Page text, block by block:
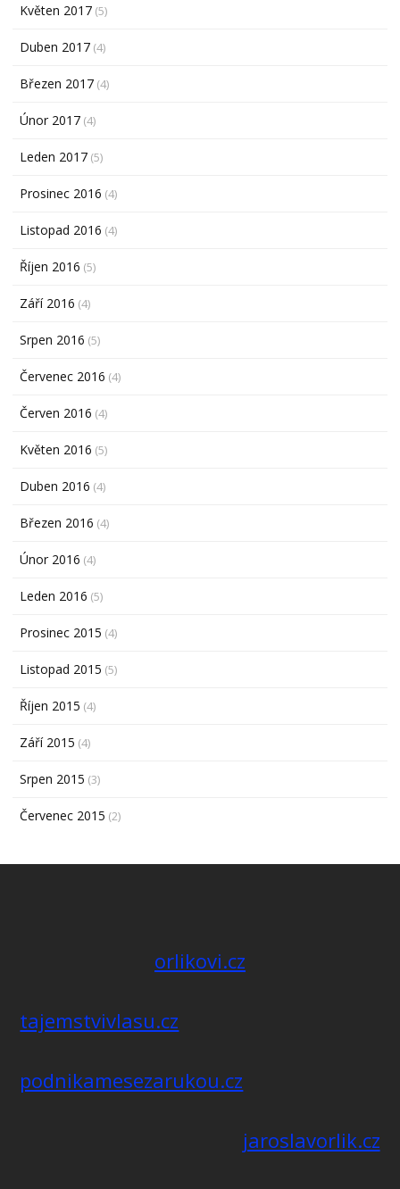
Květen 2017 (5)
Duben 2017 (4)
Březen 2017 (4)
Únor 2017 (4)
Leden 2017 (5)
Prosinec 2016 (4)
Listopad 2016 (4)
Říjen 2016 (5)
Září 2016 (4)
Srpen 2016 (5)
Červenec 2016 (4)
Červen 2016 (4)
Květen 2016 (5)
Duben 2016 (4)
Březen 2016 (4)
Únor 2016 (4)
Leden 2016 (5)
Prosinec 2015 (4)
Listopad 2015 (5)
Říjen 2015 (4)
Září 2015 (4)
Srpen 2015 (3)
Červenec 2015 (2)
orlikovi.cz
tajemstvivlasu.cz
podnikamesezarukou.cz
jaroslavorlik.cz